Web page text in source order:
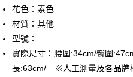
【關於「AFTEE先享後付」】
AFTEE先享後付是「在收到商品之後才
便利好安心！
１．簡單：不需註冊會員、不需綁卡、不
２．便利：只要手機號碼，簡訊認證，
運送方式
全家取貨付款
免運費
花色：素色
材質：其他
型號：
實際尺寸：腰圍:34cm/臀圍
長:63cm/ ※人工測量及各品牌